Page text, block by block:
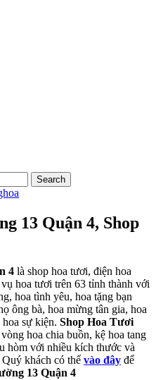
13 Quận 4, Shop
4 là shop hoa tươi, điện hoa
hoa tươi trên 63 tỉnh thành với
hoa tình yêu, hoa tặng bạn
ông bà, hoa mừng tân gia, hoa
sự kiện. Shop Hoa Tươi
hoa chia buồn, kệ hoa tang
hòm với nhiều kích thước và
khách có thể vào đây để
13 Quận 4